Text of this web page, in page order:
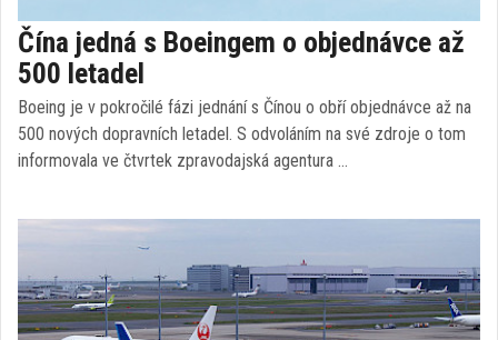
Čína jedná s Boeingem o objednávce až
500 letadel
Boeing je v pokročilé fázi jednání s Čínou o obří objednávce až na
500 nových dopravních letadel. S odvoláním na své zdroje o tom
informovala ve čtvrtek zpravodajská agentura …